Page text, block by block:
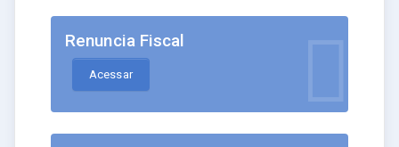
Renuncia Fiscal
Acessar